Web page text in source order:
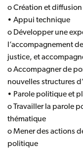
o Création et
• Appui technique
o Développer une
l’accompagnement
justice, et
o Accompagner de
nouvelles structures
• Parole politique et
o Travailler la parole
thématique
o Mener des actions
politique